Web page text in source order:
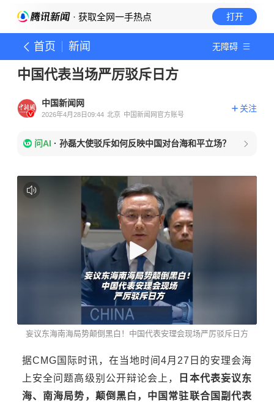
· 获取全网一手热点 打开
首页 新闻 无障碍
中国代表当场严厉驳斥日方
中国新闻网
2026年4月28日09:44 北京 中国新闻网官方账号
关注
问AI · 孙磊大使驳斥如何反映中国对台海和平立场？
妄议东海南海局势颠倒黑白！中国代表安理会现场严厉驳斥日方
据CMG国际时讯，在当地时间4月27日的安理会海
上安全问题高级别公开辩论会上，
日本代表妄议东
海、南海局势，颠倒黑白，中国常驻联合国副代表